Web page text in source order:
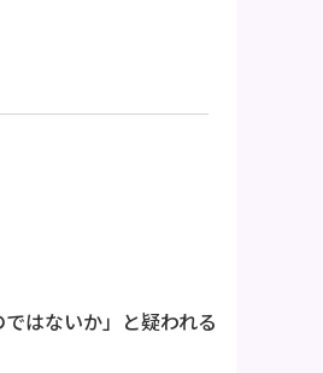
はないか」と疑われる